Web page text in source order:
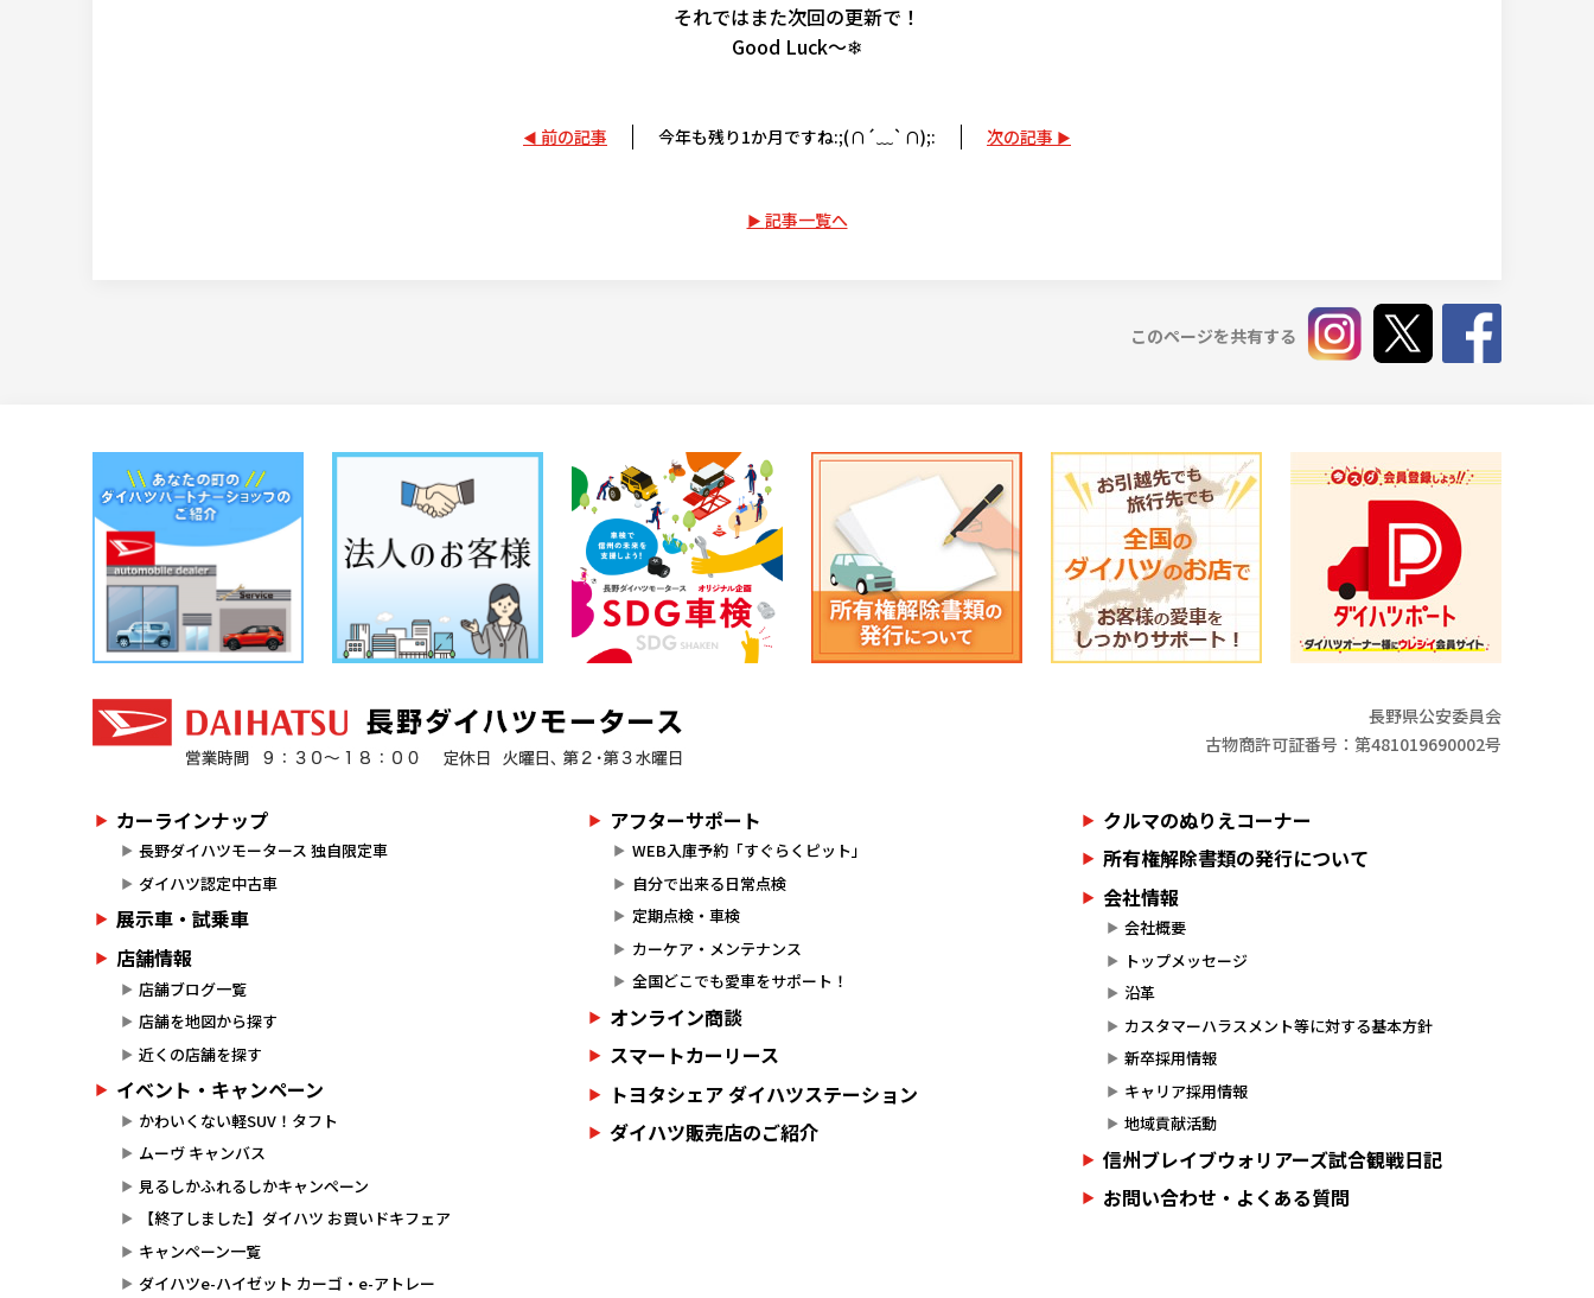
それではまた次回の更新で！
Good Luck～❄
前の記事 今年も残り1か月ですね:;(∩´﹏`∩);: 次の記事
記事一覧へ
このページを共有する
長野県公安委員会
古物商許可証番号：第481019690002号
カーラインナップ
長野ダイハツモータース 独自限定車
ダイハツ認定中古車
展示車・試乗車
店舗情報
店舗ブログ一覧
店舗を地図から探す
近くの店舗を探す
イベント・キャンペーン
かわいくない軽SUV！タフト
ムーヴ キャンバス
見るしかふれるしかキャンペーン
【終了しました】ダイハツ お買いドキフェア
キャンペーン一覧
ダイハツe-ハイゼット カーゴ・e-アトレー
アフターサポート
WEB入庫予約「すぐらくピット」
自分で出来る日常点検
定期点検・車検
カーケア・メンテナンス
全国どこでも愛車をサポート！
オンライン商談
スマートカーリース
トヨタシェア ダイハツステーション
ダイハツ販売店のご紹介
クルマのぬりえコーナー
所有権解除書類の発行について
会社情報
会社概要
トップメッセージ
沿革
カスタマーハラスメント等に対する基本方針
新卒採用情報
キャリア採用情報
地域貢献活動
信州ブレイブウォリアーズ試合観戦日記
お問い合わせ・よくある質問